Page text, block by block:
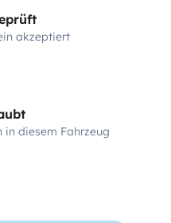
akzeptiert
in diesem Fahrzeug